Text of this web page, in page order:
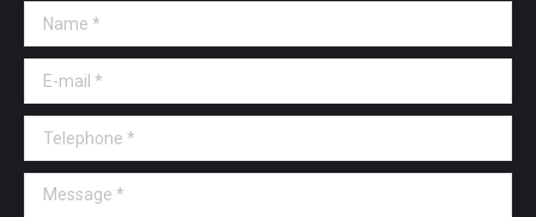
Name *
E-mail *
Telephone *
Message *